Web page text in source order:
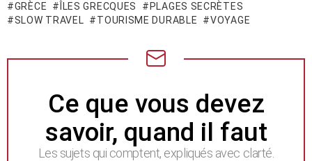
GRÈCE ÎLES GRECQUES
PLAGES SECRÈTES
SLOW TRAVEL
TOURISME DURABLE VOYAGE
NEWSLETTER
Ce que vous devez
savoir, quand il faut
Les sujets qui comptent, expliqués avec clarté.